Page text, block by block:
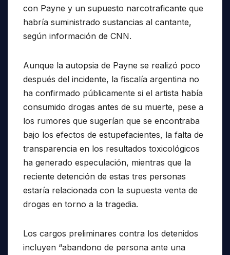
con Payne y un supuesto narcotraficante que
habría suministrado sustancias al cantante,
según información de CNN.
Aunque la autopsia de Payne se realizó poco
después del incidente, la fiscalía argentina no
ha confirmado públicamente si el artista había
consumido drogas antes de su muerte, pese a
los rumores que sugerían que se encontraba
bajo los efectos de estupefacientes, la falta de
transparencia en los resultados toxicológicos
ha generado especulación, mientras que la
reciente detención de estas tres personas
estaría relacionada con la supuesta venta de
drogas en torno a la tragedia.
Los cargos preliminares contra los detenidos
incluyen “abandono de persona ante una